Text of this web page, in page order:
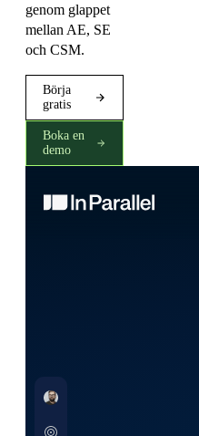
genom glappet
mellan AE, SE
och CSM.
Börja
gratis
Boka en
demo